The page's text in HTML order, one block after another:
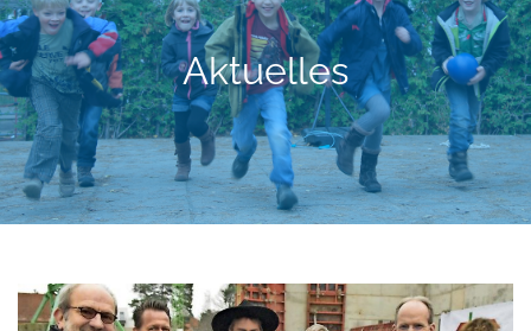
Aktuelles